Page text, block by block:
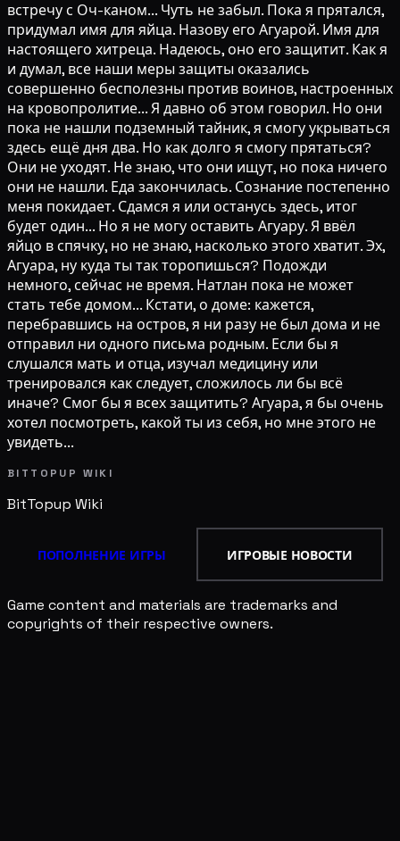
встречу с Оч-каном... Чуть не забыл. Пока я прятался,
придумал имя для яйца. Назову его Агуарой. Имя для
настоящего хитреца. Надеюсь, оно его защитит. Как я
и думал, все наши меры защиты оказались
совершенно бесполезны против воинов, настроенных
на кровопролитие... Я давно об этом говорил. Но они
пока не нашли подземный тайник, я смогу укрываться
здесь ещё дня два. Но как долго я смогу прятаться?
Они не уходят. Не знаю, что они ищут, но пока ничего
они не нашли. Еда закончилась. Сознание постепенно
меня покидает. Сдамся я или останусь здесь, итог
будет один... Но я не могу оставить Агуару. Я ввёл
яйцо в спячку, но не знаю, насколько этого хватит. Эх,
Агуара, ну куда ты так торопишься? Подожди
немного, сейчас не время. Натлан пока не может
стать тебе домом... Кстати, о доме: кажется,
перебравшись на остров, я ни разу не был дома и не
отправил ни одного письма родным. Если бы я
слушался мать и отца, изучал медицину или
тренировался как следует, сложилось ли бы всё
иначе? Смог бы я всех защитить? Агуара, я бы очень
хотел посмотреть, какой ты из себя, но мне этого не
увидеть...
BITTOPUP WIKI
BitTopup Wiki
ПОПОЛНЕНИЕ ИГРЫ ИГРОВЫЕ НОВОСТИ
Game content and materials are trademarks and
copyrights of their respective owners.